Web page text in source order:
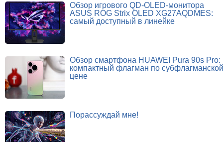
Обзор игрового QD-OLED-монитора
ASUS ROG Strix OLED XG27AQDMES:
самый доступный в линейке
Обзор смартфона HUAWEI Pura 90s Pro:
компактный флагман по субфлагманской
цене
Порассуждай мне!